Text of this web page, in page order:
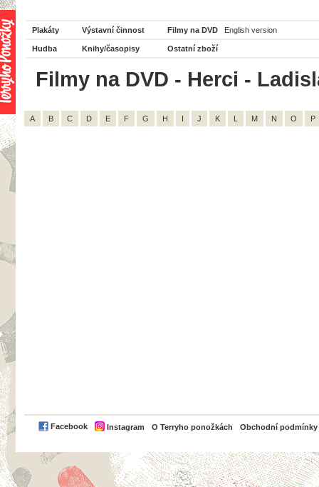
Plakáty Výstavní činnost Filmy na DVD English version
Hudba Knihy/časopisy Ostatní zboží
Filmy na DVD - Herci -
A B C D E F G H I J K L M N O P
Facebook Instagram O Terryho ponožkách Obchodní podmínky
PayPal